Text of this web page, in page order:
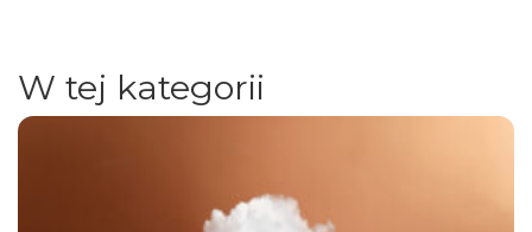
W tej kategorii